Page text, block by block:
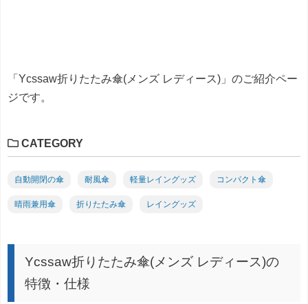
「Ycssaw折りたたみ傘(メンズ レディース)」のご紹介ペー
ジです。
CATEGORY
自動開閉の傘 耐風傘 軽量レイングッズ コンパクト傘
晴雨兼用傘 折りたたみ傘 レイングッズ
Ycssaw折りたたみ傘(メンズ レディース)の
特徴・仕様